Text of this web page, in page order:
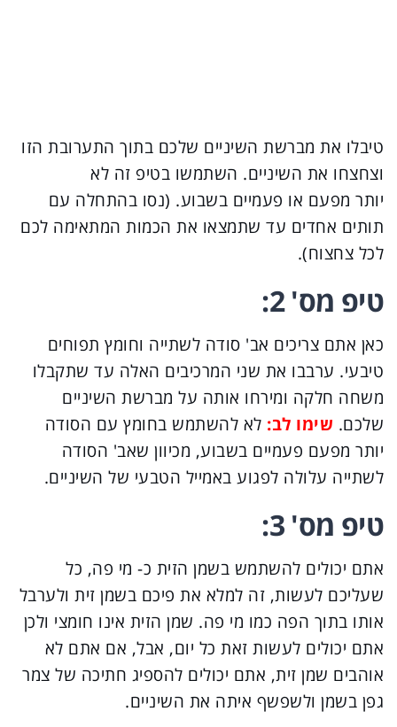
טיבלו את מברשת השיניים שלכם בתוך התערובת הזו
וצחצחו את השיניים. השתמשו בטיפ זה לא
יותר מפעם או פעמיים בשבוע. (נסו בהתחלה עם
תותים אחדים עד שתמצאו את הכמות המתאימה לכם
לכל צחצוח).
טיפ מס' 2:
כאן אתם צריכים אב' סודה לשתייה וחומץ תפוחים
טיבעי. ערבבו את שני המרכיבים האלה עד שתקבלו
משחה חלקה ומירחו אותה על מברשת השיניים
שלכם. שימו לב: לא להשתמש בחומץ עם הסודה
יותר מפעם פעמיים בשבוע, מכיוון שאב' הסודה
לשתייה עלולה לפגוע באמייל הטבעי של השיניים.
טיפ מס' 3:
אתם יכולים להשתמש בשמן הזית כ- מי פה, כל
שעליכם לעשות, זה למלא את פיכם בשמן זית ולערבל
אותו בתוך הפה כמו מי פה. שמן הזית אינו חומצי ולכן
אתם יכולים לעשות זאת כל יום, אבל, אם אתם לא
אוהבים שמן זית, אתם יכולים להספיג חתיכה של צמר
גפן בשמן ולשפשף איתה את השיניים.